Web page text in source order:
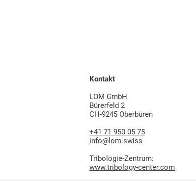
Kontakt
LOM GmbH
Bürerfeld 2
CH-9245 Oberbüren
+41 71 950 05 75
info@lom.swiss
Tribologie-Zentrum:
www.tribology-center.com